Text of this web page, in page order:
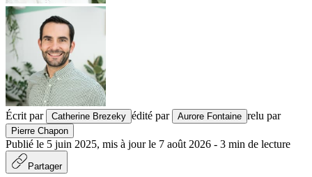
Écrit par Catherine Brezeky édité par Aurore Fontaine relu par
Pierre Chapon
Publié le 5 juin 2025, mis à jour le 7 août 2026 - 3 min de lecture
Partager